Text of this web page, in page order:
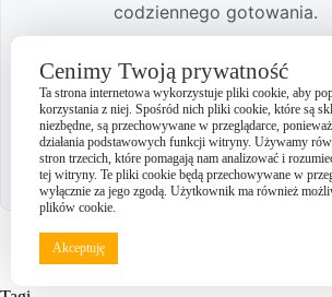
codziennego gotowania.
Pobierz Darmowy E-book
Przepisami
Cenimy Twoją prywatność
Ta strona internetowa wykorzystuje pliki cookie, aby
korzystania z niej. Spośród nich pliki cookie, które są
niezbędne, są przechowywane w przeglądarce,
działania podstawowych funkcji witryny. Używamy
stron trzecich, które pomagają nam analizować i
tej witryny. Te pliki cookie będą przechowywane w
wyłącznie za jego zgodą. Użytkownik ma również
plików cookie.
Akceptuję